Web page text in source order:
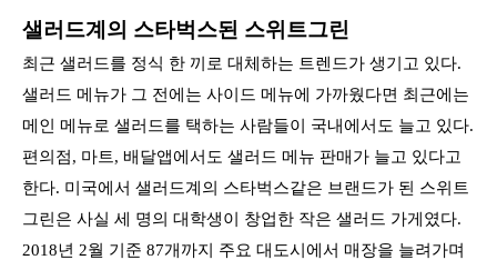
샐러드계의 스타벅스된 스위트그린
최근 샐러드를 정식 한 끼로 대체하는 트렌드가 생기고 있다.
샐러드 메뉴가 그 전에는 사이드 메뉴에 가까웠다면 최근에는
메인 메뉴로 샐러드를 택하는 사람들이 국내에서도 늘고 있다.
편의점, 마트, 배달앱에서도 샐러드 메뉴 판매가 늘고 있다고
한다. 미국에서 샐러드계의 스타벅스같은 브랜드가 된 스위트
그린은 사실 세 명의 대학생이 창업한 작은 샐러드 가게였다.
2018년 2월 기준 87개까지 주요 대도시에서 매장을 늘려가며